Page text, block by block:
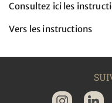
Consultez ici les
Vers les instructions